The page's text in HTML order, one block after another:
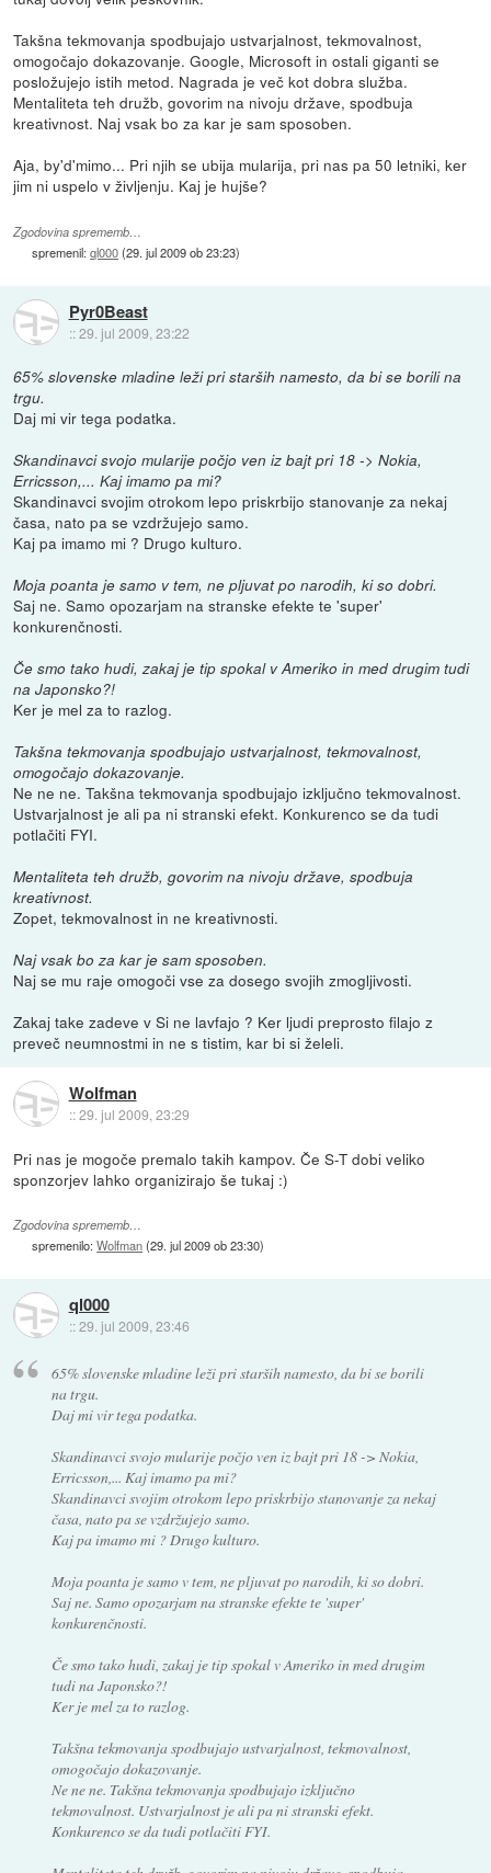
Takšna tekmovanja spodbujajo ustvarjalnost, tekmovalnost,
omogočajo dokazovanje. Google, Microsoft in ostali giganti se
posložujejo istih metod. Nagrada je več kot dobra služba.
Mentaliteta teh družb, govorim na nivoju države, spodbuja
kreativnost. Naj vsak bo za kar je sam sposoben.
Aja, by'd'mimo... Pri njih se ubija mularija, pri nas pa 50 letniki, ker
jim ni uspelo v življenju. Kaj je hujše?
Zgodovina sprememb…
spremenil:ql000(29. jul 2009 ob 23:23)
Pyr0Beast
::29. jul 2009, 23:22
65% slovenske mladine leži pri starših namesto, da bi se borili na
trgu.
Daj mi vir tega podatka.
Skandinavci svojo mularije počjo ven iz bajt pri 18 -> Nokia,
Erricsson,... Kaj imamo pa mi?
Skandinavci svojim otrokom lepo priskrbijo stanovanje za nekaj
časa, nato pa se vzdržujejo samo.
Kaj pa imamo mi ? Drugo kulturo.
Moja poanta je samo v tem, ne pljuvat po narodih, ki so dobri.
Saj ne. Samo opozarjam na stranske efekte te 'super'
konkurenčnosti.
Če smo tako hudi, zakaj je tip spokal v Ameriko in med drugim tudi
na Japonsko?!
Ker je mel za to razlog.
Takšna tekmovanja spodbujajo ustvarjalnost, tekmovalnost,
omogočajo dokazovanje.
Ne ne ne. Takšna tekmovanja spodbujajo izključno tekmovalnost.
Ustvarjalnost je ali pa ni stranski efekt. Konkurenco se da tudi
potlačiti FYI.
Mentaliteta teh družb, govorim na nivoju države, spodbuja
kreativnost.
Zopet, tekmovalnost in ne kreativnosti.
Naj vsak bo za kar je sam sposoben.
Naj se mu raje omogoči vse za dosego svojih zmogljivosti.
Zakaj take zadeve v Si ne lavfajo ? Ker ljudi preprosto filajo z
preveč neumnostmi in ne s tistim, kar bi si želeli.
Wolfman
::29. jul 2009, 23:29
Pri nas je mogoče premalo takih kampov. Če S-T dobi veliko
sponzorjev lahko organizirajo še tukaj :)
Zgodovina sprememb…
spremenilo:Wolfman(29. jul 2009 ob 23:30)
ql000
::29. jul 2009, 23:46
65% slovenske mladine leži pri starših namesto, da bi se borili
na trgu.
Daj mi vir tega podatka.
Skandinavci svojo mularije počjo ven iz bajt pri 18 -> Nokia,
Erricsson,... Kaj imamo pa mi?
Skandinavci svojim otrokom lepo priskrbijo stanovanje za nekaj
časa, nato pa se vzdržujejo samo.
Kaj pa imamo mi ? Drugo kulturo.
Moja poanta je samo v tem, ne pljuvat po narodih, ki so dobri.
Saj ne. Samo opozarjam na stranske efekte te 'super'
konkurenčnosti.
Če smo tako hudi, zakaj je tip spokal v Ameriko in med drugim
tudi na Japonsko?!
Ker je mel za to razlog.
Takšna tekmovanja spodbujajo ustvarjalnost, tekmovalnost,
omogočajo dokazovanje.
Ne ne ne. Takšna tekmovanja spodbujajo izključno
tekmovalnost. Ustvarjalnost je ali pa ni stranski efekt.
Konkurenco se da tudi potlačiti FYI.